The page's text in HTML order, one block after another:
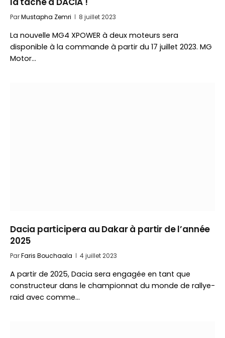
ParMustapha Zemri 8 juillet 2023
La nouvelle MG4 XPOWER à deux moteurs sera
disponible à la commande à partir du 17 juillet 2023. MG
Motor…
Dacia participera au Dakar à partir de l’année
2025
ParFaris Bouchaala 4 juillet 2023
A partir de 2025, Dacia sera engagée en tant que
constructeur dans le championnat du monde de rallye-
raid avec comme…